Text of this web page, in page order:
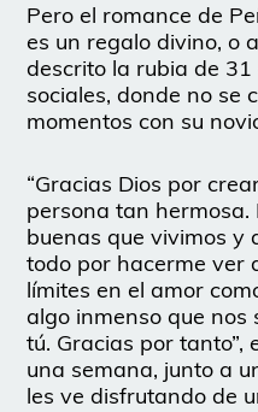
Pero el romance de
es un regalo divino, o
descrito la rubia de
sociales, donde no se
momentos con su
“Gracias Dios por
persona tan hermosa.
buenas que vivimos y
todo por hacerme ver
límites en el amor
algo inmenso que nos
tú. Gracias por tanto”,
una semana, junto a
les ve disfrutando de